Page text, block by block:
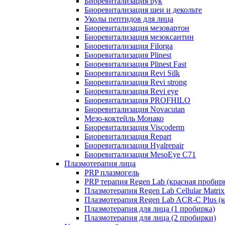
Биоревитализация шеи и декольте
Уколы пептидов для лица
Биоревитализация мезовартон
Биоревитализация мезоксантин
Биоревитализация Filorga
Биоревитализация Plinest
Биоревитализация Plinest Fast
Биоревитализация Revi Silk
Биоревитализация Revi strong
Биоревитализация Revi eye
Биоревитализация PROFHILO
Биоревитализация Novacutan
Мезо-коктейль Монако
Биоревитализация Viscoderm
Биоревитализация Repart
Биоревитализация Hyalrepair
Биоревитализация MesoEye C71
Плазмотерапия лица
PRP плазмогель
PRP терапия Regen Lab (красная
Плазмотерапия Regen Lab Cellular
Плазмотерапия Regen Lab ACR-C Plus
Плазмотерапия для лица (1 пробирка)
Плазмотерапия для лица (2 пробирки)